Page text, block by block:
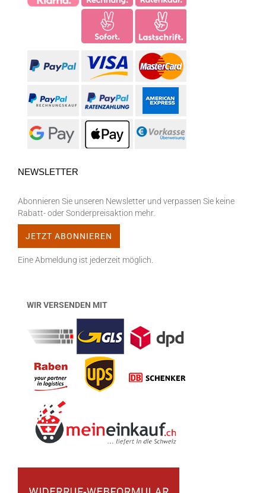
NEWSLETTER
Abonnieren Sie unseren Newsletter und verpassen Sie keine
Rabatt- oder Sonderpreisaktion mehr.
Eine Abmeldung ist jederzeit möglich.
WIR VERSENDEN MIT